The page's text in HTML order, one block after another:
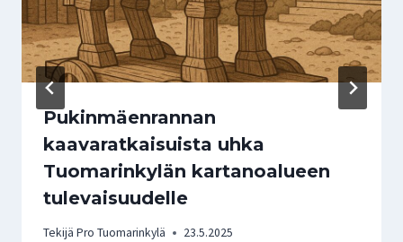
Pukinmäenrannan
kaavaratkaisuista uhka
Tuomarinkylän kartanoalueen
tulevaisuudelle
Tekijä Pro Tuomarinkylä 23.5.2025